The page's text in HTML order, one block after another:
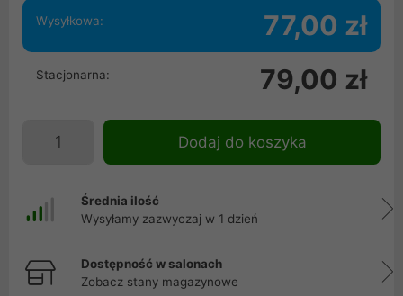
Wysyłkowa: 77,00 zł
Stacjonarna: 79,00 zł
Dodaj do koszyka
Średnia ilość
Wysyłamy zazwyczaj w 1 dzień
Dostępność w salonach
Zobacz stany magazynowe